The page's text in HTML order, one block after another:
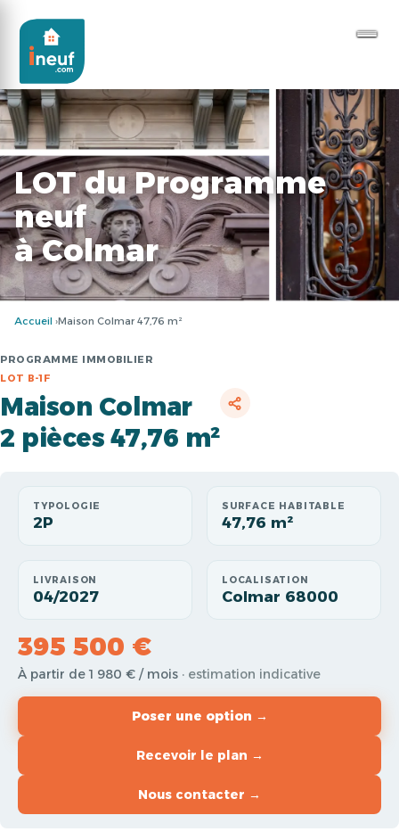
LOT du Programme
neuf
à Colmar
Accueil Maison Colmar 47,76 m²
PROGRAMME IMMOBILIER
LOT B-1F
Maison Colmar
2 pièces 47,76 m²
TYPOLOGIE
2P
SURFACE HABITABLE
47,76 m²
LIVRAISON
04/2027
LOCALISATION
Colmar 68000
395 500 €
À partir de 1 980 € / mois · estimation indicative
Poser une option →
Recevoir le plan →
Nous contacter →